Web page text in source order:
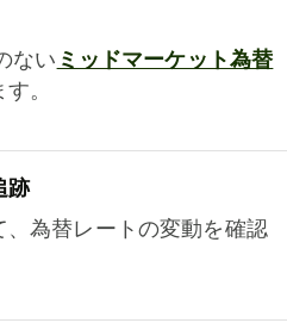
ない ミッドマーケット為替
。
跡
為替レートの変動を確認